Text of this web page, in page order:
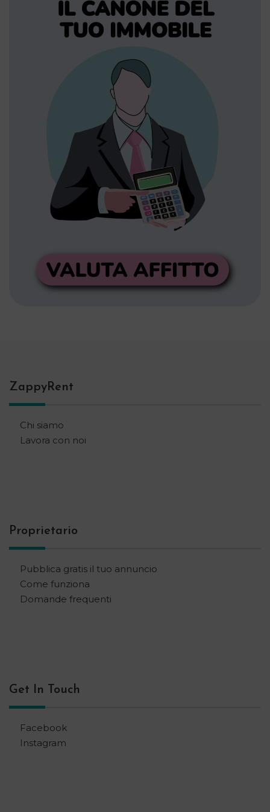
ZappyRent
Chi siamo
Lavora con noi
Proprietario
Pubblica gratis il tuo annuncio
Come funziona
Domande frequenti
Get In Touch
Facebook
Instagram